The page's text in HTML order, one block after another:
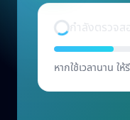
กำลังตรวจส
เริ่มต้น
หากใช้เวลานาน